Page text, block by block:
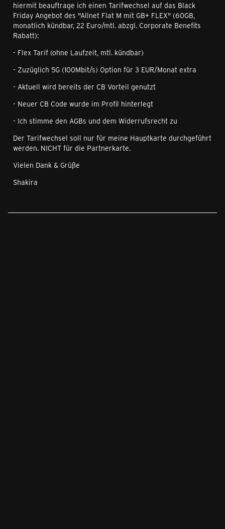
hiermit beauftrage ich einen Tarifwechsel auf das Black
Friday Angebot des "Allnet Flat M mit GB+ FLEX" (60GB,
monatlich kündbar, 22 Euro/mtl. abzgl. Corporate Benefits
Rabatt):
- Flex Tarif (ohne Laufzeit, mtl. kündbar)
- Zuzüglich 5G (100Mbit/s) Option für 3 EUR/Monat extra
- Aktuell wird bereits der CB Vorteil genutzt
- Neuer CB Code wurde im Profil hinterlegt
- Ich stimme den AGBs und dem Widerrufsrecht zu
Der Tarifwechsel soll nur für meine Hauptkarte durchgeführt
werden. NICHT für die Partnerkarte.
Vielen Dank & Grüße
Shakira